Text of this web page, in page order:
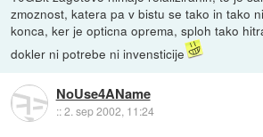
zmoznost, katera pa v bistu se tako in tako
konca, ker je opticna oprema, sploh tako
dokler ni potrebe ni invensticije
NoUse4AName
::2. sep 2002, 11:24